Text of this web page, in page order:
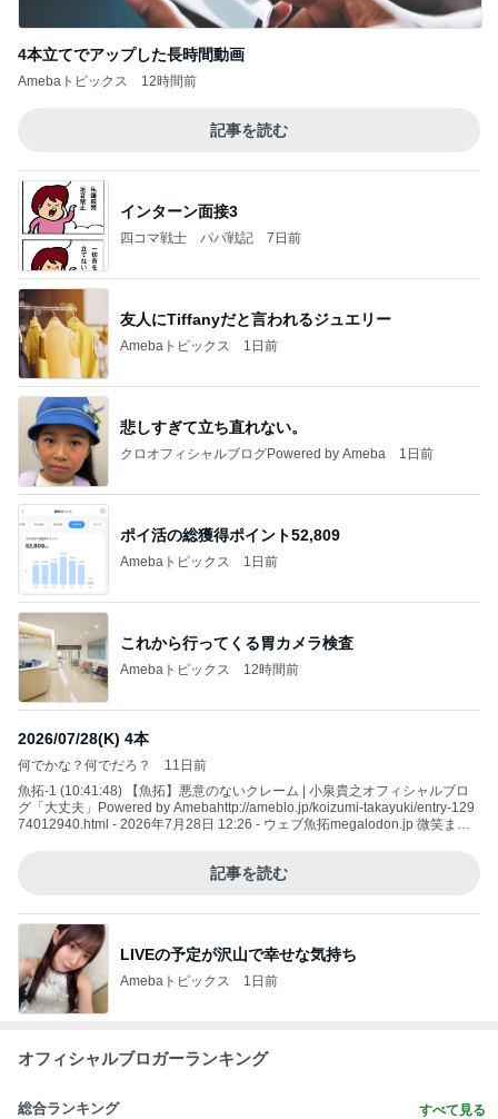
4本立てでアップした長時間動画
Amebaトピックス 12時間前
記事を読む
インターン面接3
四コマ戦士 パパ戦記 7日前
友人にTiffanyだと言われるジュエリー
Amebaトピックス 1日前
悲しすぎて立ち直れない。
クロオフィシャルブログPowered by Ameba 1日前
ポイ活の総獲得ポイント52,809
Amebaトピックス 1日前
これから行ってくる胃カメラ検査
Amebaトピックス 12時間前
2026/07/28(K) 4本
何でかな？何でだろ？
11日前
魚拓-1 (10:41:48) 【魚拓】悪意のないクレーム | 小泉貴之オフィシャルブロ
グ「大丈夫」Powered by Amebahttp://ameblo.jp/koizumi-takayuki/entry-129
74012940.html - 2026年7月28日 12:26 - ウェブ魚拓megalodon.jp 微笑まし
記事を読む
LIVEの予定が沢山で幸せな気持ち
Amebaトピックス 1日前
オフィシャルブロガーランキング
総合ランキング すべて見る